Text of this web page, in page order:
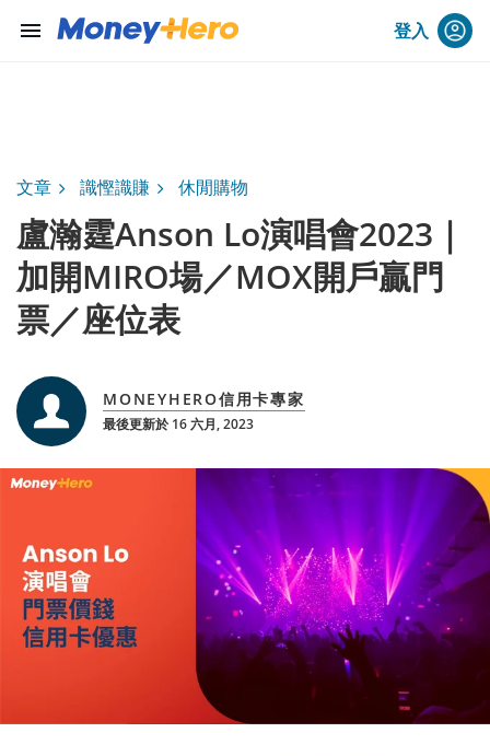
menu 登入
文章 識慳識賺 休閒購物
盧瀚霆Anson Lo演唱會2023｜
加開MIRO場／MOX開戶贏門
票／座位表
MONEYHERO信用卡專家
最後更新於 16 六月, 2023